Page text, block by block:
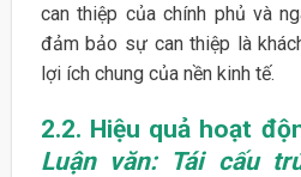
can thiệp của chính phủ và
đảm bảo sự can thiệp là
lợi ích chung của nền kinh tế.
2.2. Hiệu quả hoạt
Luận văn: Tái cấu